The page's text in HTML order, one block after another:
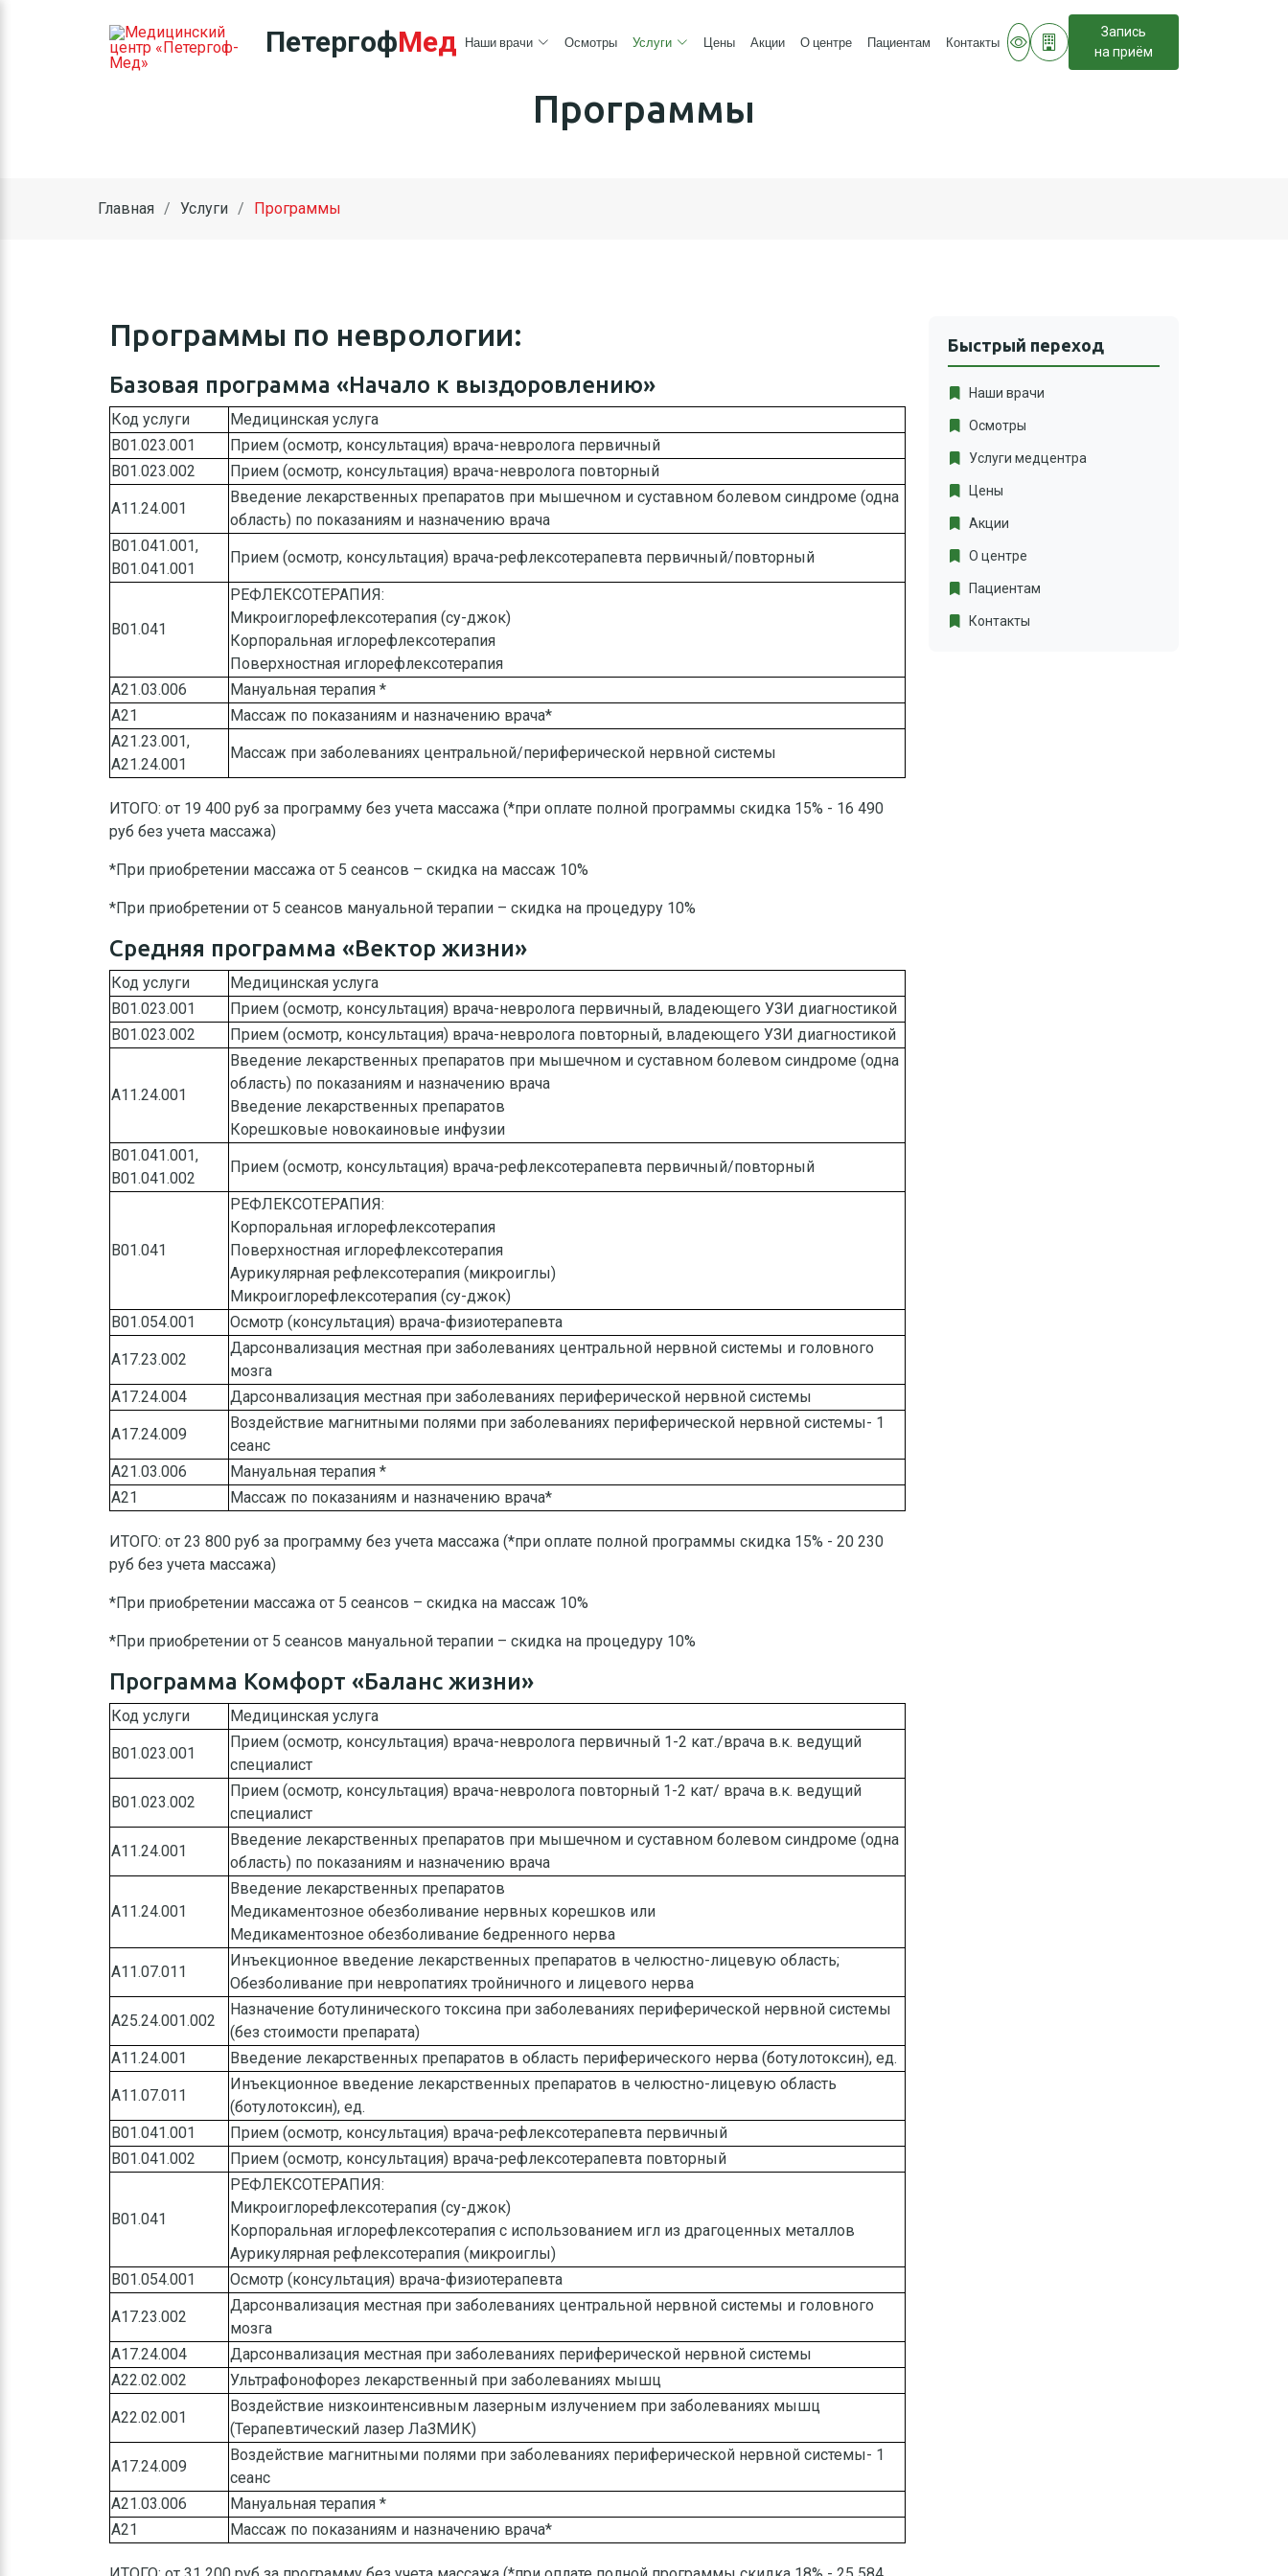
ПетергофМед Наши врачи Осмотры Услуги Цены Акции О центре Пациентам Контакты
Запись
на приём
Программы
Главная Услуги Программы
Программы по неврологии:
Базовая программа «Начало к выздоровлению»
Код услуги
Медицинская услуга
B01.023.001
Прием (осмотр, консультация) врача-невролога первичный
B01.023.002
Прием (осмотр, консультация) врача-невролога повторный
А11.24.001
Введение лекарственных препаратов при мышечном и суставном болевом синдроме (одна
область) по показаниям и назначению врача
B01.041.001,
B01.041.001
Прием (осмотр, консультация) врача-рефлексотерапевта первичный/повторный
B01.041
РЕФЛЕКСОТЕРАПИЯ:
Микроиглорефлексотерапия (су-джок)
Корпоральная иглорефлексотерапия
Поверхностная иглорефлексотерапия
A21.03.006
Мануальная терапия *
А21
Массаж по показаниям и назначению врача*
A21.23.001,
A21.24.001
Массаж при заболеваниях центральной/периферической нервной системы
ИТОГО: от 19 400 руб за программу без учета массажа (*при оплате полной программы скидка 15% - 16 490
руб без учета массажа)
*При приобретении массажа от 5 сеансов – скидка на массаж 10%
*При приобретении от 5 сеансов мануальной терапии – скидка на процедуру 10%
Средняя программа «Вектор жизни»
Код услуги
Медицинская услуга
B01.023.001
Прием (осмотр, консультация) врача-невролога первичный, владеющего УЗИ диагностикой
B01.023.002
Прием (осмотр, консультация) врача-невролога повторный, владеющего УЗИ диагностикой
А11.24.001
Введение лекарственных препаратов при мышечном и суставном болевом синдроме (одна
область) по показаниям и назначению врача
Введение лекарственных препаратов
Корешковые новокаиновые инфузии
B01.041.001,
B01.041.002
Прием (осмотр, консультация) врача-рефлексотерапевта первичный/повторный
B01.041
РЕФЛЕКСОТЕРАПИЯ:
Корпоральная иглорефлексотерапия
Поверхностная иглорефлексотерапия
Аурикулярная рефлексотерапия (микроиглы)
Микроиглорефлексотерапия (су-джок)
В01.054.001
Осмотр (консультация) врача-физиотерапевта
А17.23.002
Дарсонвализация местная при заболеваниях центральной нервной системы и головного
мозга
А17.24.004
Дарсонвализация местная при заболеваниях периферической нервной системы
А17.24.009
Воздействие магнитными полями при заболеваниях периферической нервной системы- 1
сеанс
A21.03.006
Мануальная терапия *
А21
Массаж по показаниям и назначению врача*
ИТОГО: от 23 800 руб за программу без учета массажа (*при оплате полной программы скидка 15% - 20 230
руб без учета массажа)
*При приобретении массажа от 5 сеансов – скидка на массаж 10%
*При приобретении от 5 сеансов мануальной терапии – скидка на процедуру 10%
Программа Комфорт «Баланс жизни»
Код услуги Медицинская услуга
B01.023.001
Прием (осмотр, консультация) врача-невролога первичный 1-2 кат./врача в.к. ведущий
специалист
B01.023.002
Прием (осмотр, консультация) врача-невролога повторный 1-2 кат/ врача в.к. ведущий
специалист
А11.24.001
Введение лекарственных препаратов при мышечном и суставном болевом синдроме (одна
область) по показаниям и назначению врача
А11.24.001
Введение лекарственных препаратов
Медикаментозное обезболивание нервных корешков или
Медикаментозное обезболивание бедренного нерва
А11.07.011
Инъекционное введение лекарственных препаратов в челюстно-лицевую область;
Обезболивание при невропатиях тройничного и лицевого нерва
А25.24.001.002
Назначение ботулинического токсина при заболеваниях периферической нервной системы
(без стоимости препарата)
А11.24.001
Введение лекарственных препаратов в область периферического нерва (ботулотоксин), ед.
А11.07.011
Инъекционное введение лекарственных препаратов в челюстно-лицевую область
(ботулотоксин), ед.
B01.041.001
Прием (осмотр, консультация) врача-рефлексотерапевта первичный
B01.041.002
Прием (осмотр, консультация) врача-рефлексотерапевта повторный
B01.041
РЕФЛЕКСОТЕРАПИЯ:
Микроиглорефлексотерапия (су-джок)
Корпоральная иглорефлексотерапия с использованием игл из драгоценных металлов
Аурикулярная рефлексотерапия (микроиглы)
В01.054.001
Осмотр (консультация) врача-физиотерапевта
А17.23.002
Дарсонвализация местная при заболеваниях центральной нервной системы и головного
мозга
А17.24.004
Дарсонвализация местная при заболеваниях периферической нервной системы
А22.02.002
Ультрафонофорез лекарственный при заболеваниях мышц
A22.02.001
Воздействие низкоинтенсивным лазерным излучением при заболеваниях мышц
(Терапевтический лазер ЛаЗМИК)
А17.24.009
Воздействие магнитными полями при заболеваниях периферической нервной системы- 1
сеанс
A21.03.006
Мануальная терапия *
А21
Массаж по показаниям и назначению врача*
Быстрый переход
Наши врачи
Осмотры
Услуги медцентра
Цены
Акции
О центре
Пациентам
Контакты